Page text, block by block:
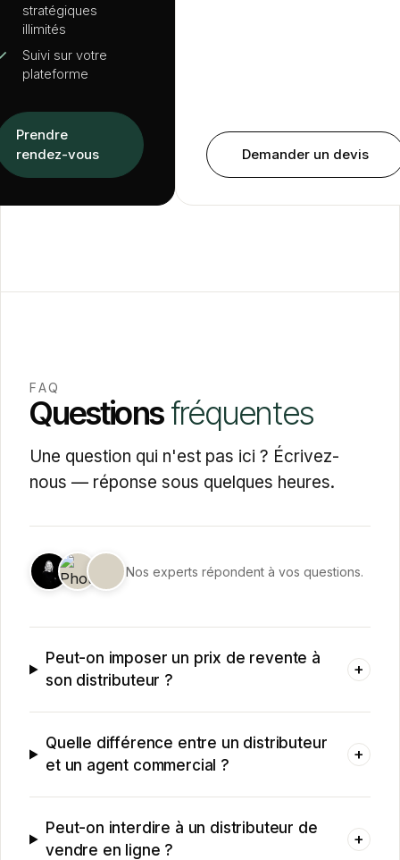
stratégiques
illimités
Suivi sur votre
plateforme
Prendre
rendez-vous
Demander un devis
FAQ
Questionsfréquentes
Une question qui n'est pas ici ? Écrivez-
nous — réponse sous quelques heures.
Nos experts répondent à vos questions.
Peut-on imposer un prix de revente à
son distributeur ?
+
Quelle différence entre un distributeur
et un agent commercial ?
+
Peut-on interdire à un distributeur de
vendre en ligne ?
+